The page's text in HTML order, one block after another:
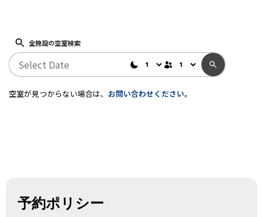
全施設の空室検索
空室が見つからない場合は、 お問い合わせください。
予約ポリシー